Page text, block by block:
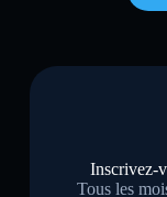
Inscrivez-
Tous les